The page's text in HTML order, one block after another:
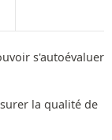
s'autoévaluer
la qualité de